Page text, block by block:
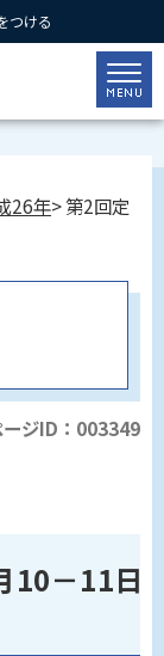
つける
26年> 第2回定
ジID：003349
10－11日